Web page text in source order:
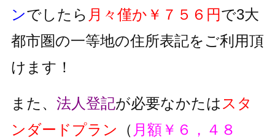
ンでしたら 月々僅か￥７５６円で3大
都市圏の一等地の住所表記をご利用頂
けます！
また、 法人登記が必要なかたは スタ
ンダードプラン
（ 月額￥６，４８